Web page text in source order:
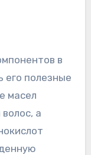
в
его полезные
масел
а